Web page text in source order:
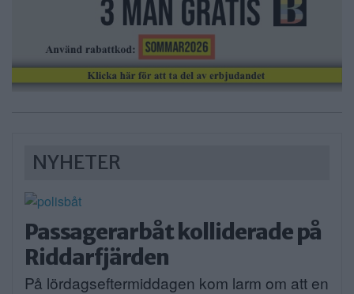
NYHETER
Passagerarbåt kolliderade på
Riddarfjärden
På lördagseftermiddagen kom larm om att en